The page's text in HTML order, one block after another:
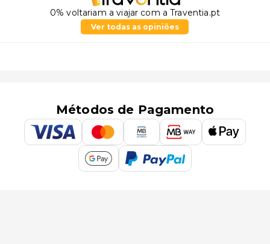
0% voltariam a viajar com a Traventia.pt
Ver todas as opiniões
Métodos de Pagamento